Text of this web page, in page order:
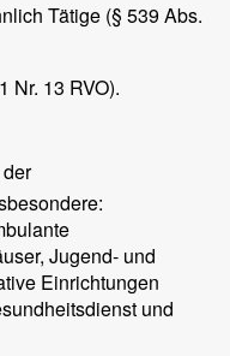
Tätige (§ 539 Abs.
Nr. 13 RVO).
Jugend- und
Einrichtungen
und